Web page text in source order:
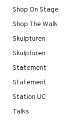
Shop On Stage
Shop The Walk
Skulpturen
Skulpturen
Statement
Statement
Station UC
Talks